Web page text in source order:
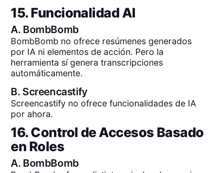
15. Funcionalidad AI
A. BombBomb
BombBomb no ofrece resúmenes generados
por IA ni elementos de acción. Pero la
herramienta sí genera transcripciones
automáticamente.
B. Screencastify
Screencastify no ofrece funcionalidades de IA
por ahora.
16. Control de Accesos Basado
en Roles
A. BombBomb